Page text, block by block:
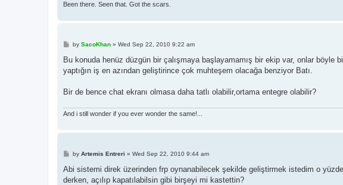
Been there. Seen that. Got the scars.
P
s
by SacoKhan» Wed Sep 22, 2010 9:22 am
Bu konuda henüz düzgün bir çalışmaya başlayamamış bir ekip var, onlar
yaptığın iş en azından geliştirince çok muhteşem olacağa benziyor Batı.
Bir de bence chat ekranı olmasa daha tatlı olabilir,ortama entegre olabilir?
And i still wonder if you ever wonder the same!...
P
s
by Artemis Entreri » Wed Sep 22, 2010 9:44 am
Abi sistemi direk üzerinden frp oynanabilecek şekilde geliştirmek istedim o
derken, açılıp kapatılabilsin gibi birşeyi mi kastettin?